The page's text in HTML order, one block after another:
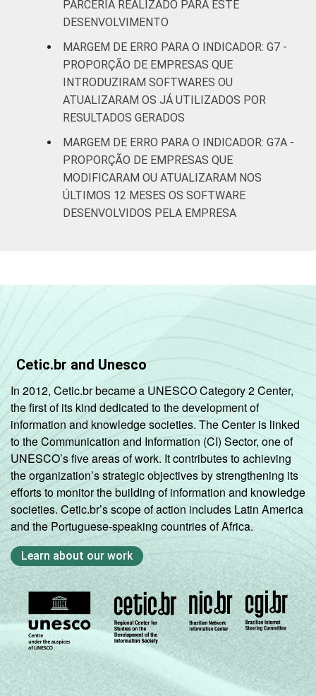
PARCERIA REALIZADO PARA ESTE
DESENVOLVIMENTO
MARGEM DE ERRO PARA O INDICADOR: G7 -
PROPORÇÃO DE EMPRESAS QUE
INTRODUZIRAM SOFTWARES OU
ATUALIZARAM OS JÁ UTILIZADOS POR
RESULTADOS GERADOS
MARGEM DE ERRO PARA O INDICADOR: G7A -
PROPORÇÃO DE EMPRESAS QUE
MODIFICARAM OU ATUALIZARAM NOS
ÚLTIMOS 12 MESES OS SOFTWARE
DESENVOLVIDOS PELA EMPRESA
Cetic.br and Unesco
In 2012, Cetic.br became a UNESCO Category 2 Center,
the first of its kind dedicated to the development of
information and knowledge societies. The Center is linked
to the Communication and Information (CI) Sector, one of
UNESCO’s five areas of work. It contributes to achieving
the organization’s strategic objectives by strengthening its
efforts to monitor the building of information and knowledge
societies. Cetic.br’s scope of action includes Latin America
and the Portuguese-speaking countries of Africa.
Learn about our work